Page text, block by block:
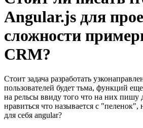
Angular.js для
сложности
CRM?
Стоит задача разработать
пользователей будет тьма, функций
на рельсы ввиду того что на них пишу
нравиться что называется с
для себя angular?